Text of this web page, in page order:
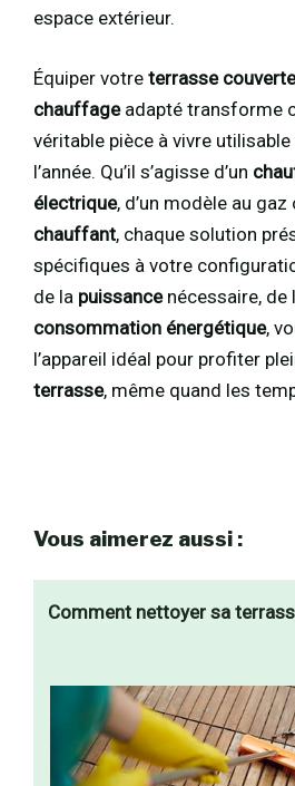
espace extérieur.
Équiper votre terrasse couverte
chauffageadapté transforme
véritable pièce à vivre
l’année. Qu’il s’agisse d’un
électrique, d’un modèle au gaz
chauffant, chaque solution
spécifiques à votre
de la puissancenécessaire, de
consommation énergétique,
l’appareil idéal pour profiter
terrasse, même quand les
Vous aimerez aussi :
Comment nettoyer sa